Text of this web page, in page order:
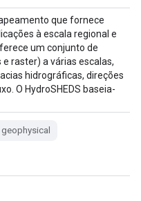
que fornece
à escala regional e
um conjunto de
raster) a várias escalas,
hidrográficas, direções
O HydroSHEDS baseia-
geophysical